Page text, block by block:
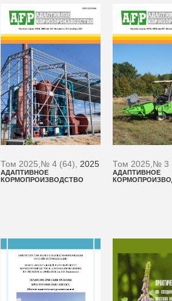
Том 2025, № 4 (64), 2025
АДАПТИВНОЕ
КОРМОПРОИЗВОДСТВО
Том 2025, № 3
АДАПТИВНОЕ